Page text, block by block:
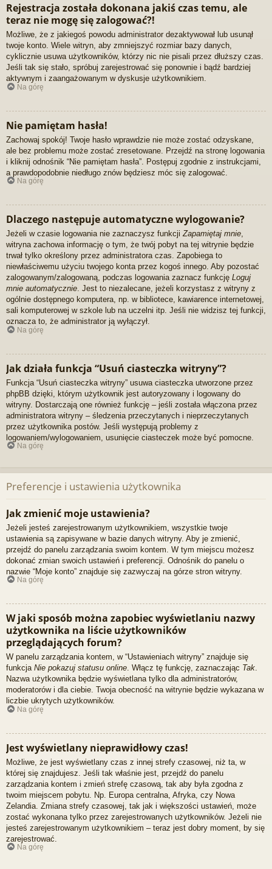
Rejestracja została dokonana jakiś czas temu, ale
teraz nie mogę się zalogować?!
Możliwe, że z jakiegoś powodu administrator dezaktywował lub usunął
twoje konto. Wiele witryn, aby zmniejszyć rozmiar bazy danych,
cyklicznie usuwa użytkowników, którzy nic nie pisali przez dłuższy czas.
Jeśli tak się stało, spróbuj zarejestrować się ponownie i bądź bardziej
aktywnym i zaangażowanym w dyskusje użytkownikiem.
Na górę
Nie pamiętam hasła!
Zachowaj spokój! Twoje hasło wprawdzie nie może zostać odzyskane,
ale bez problemu może zostać zresetowane. Przejdź na stronę logowania
i kliknij odnośnik “Nie pamiętam hasła”. Postępuj zgodnie z instrukcjami,
a prawdopodobnie niedługo znów będziesz móc się zalogować.
Na górę
Dlaczego następuje automatyczne wylogowanie?
Jeżeli w czasie logowania nie zaznaczysz funkcjiZapamiętaj mnie,
witryna zachowa informację o tym, że twój pobyt na tej witrynie będzie
trwał tylko określony przez administratora czas. Zapobiega to
niewłaściwemu użyciu twojego konta przez kogoś innego. Aby pozostać
zalogowanym/zalogowaną, podczas logowania zaznacz funkcję Loguj
mnie automatycznie. Jest to niezalecane, jeżeli korzystasz z witryny z
ogólnie dostępnego komputera, np. w bibliotece, kawiarence internetowej,
sali komputerowej w szkole lub na uczelni itp. Jeśli nie widzisz tej funkcji,
oznacza to, że administrator ją wyłączył.
Na górę
Jak działa funkcja “Usuń ciasteczka witryny”?
Funkcja “Usuń ciasteczka witryny” usuwa ciasteczka utworzone przez
phpBB dzięki, którym użytkownik jest autoryzowany i logowany do
witryny. Dostarczają one również funkcję – jeśli została włączona przez
administratora witryny – śledzenia przeczytanych i nieprzeczytanych
przez użytkownika postów. Jeśli występują problemy z
logowaniem/wylogowaniem, usunięcie ciasteczek może być pomocne.
Na górę
Preferencje i ustawienia użytkownika
Jak zmienić moje ustawienia?
Jeżeli jesteś zarejestrowanym użytkownikiem, wszystkie twoje
ustawienia są zapisywane w bazie danych witryny. Aby je zmienić,
przejdź do panelu zarządzania swoim kontem. W tym miejscu możesz
dokonać zmian swoich ustawień i preferencji. Odnośnik do panelu o
nazwie “Moje konto” znajduje się zazwyczaj na górze stron witryny.
Na górę
W jaki sposób można zapobiec wyświetlaniu nazwy
użytkownika na liście użytkowników
przeglądających forum?
W panelu zarządzania kontem, w “Ustawieniach witryny” znajduje się
funkcja Nie pokazuj statusu online. Włącz tę funkcję, zaznaczając Tak.
Nazwa użytkownika będzie wyświetlana tylko dla administratorów,
moderatorów i dla ciebie. Twoja obecność na witrynie będzie wykazana w
liczbie ukrytych użytkowników.
Na górę
Jest wyświetlany nieprawidłowy czas!
Możliwe, że jest wyświetlany czas z innej strefy czasowej, niż ta, w
której się znajdujesz. Jeśli tak właśnie jest, przejdź do panelu
zarządzania kontem i zmień strefę czasową, tak aby była zgodna z
twoim miejscem pobytu. Np. Europa centralna, Afryka, czy Nowa
Zelandia. Zmiana strefy czasowej, tak jak i większości ustawień, może
zostać wykonana tylko przez zarejestrowanych użytkowników. Jeżeli nie
jesteś zarejestrowanym użytkownikiem – teraz jest dobry moment, by się
zarejestrować.
Na górę